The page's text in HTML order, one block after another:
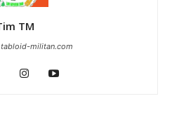
TM
militan.com